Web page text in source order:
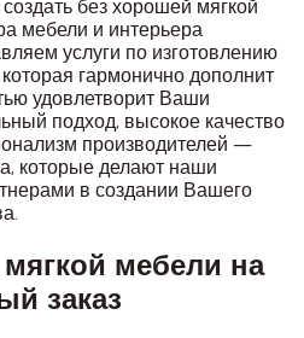
без хорошей мягкой
мебели и интерьера
услуги по изготовлению
гармонично дополнит
удовлетворит Ваши
подход, высокое качество
производителей —
которые делают наши
в создании Вашего
мебели на
заказ